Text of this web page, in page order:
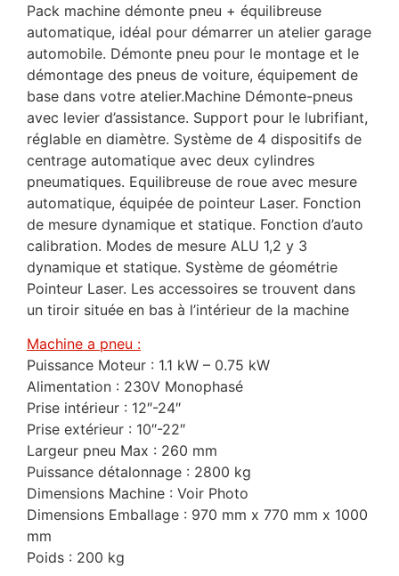
Pack machine démonte pneu + équilibreuse
automatique, idéal pour démarrer un atelier garage
automobile. Démonte pneu pour le montage et le
démontage des pneus de voiture, équipement de
base dans votre atelier.Machine Démonte-pneus
avec levier d’assistance. Support pour le lubrifiant,
réglable en diamètre. Système de 4 dispositifs de
centrage automatique avec deux cylindres
pneumatiques. Equilibreuse de roue avec mesure
automatique, équipée de pointeur Laser. Fonction
de mesure dynamique et statique. Fonction d’auto
calibration. Modes de mesure ALU 1,2 y 3
dynamique et statique. Système de géométrie
Pointeur Laser. Les accessoires se trouvent dans
un tiroir située en bas à l’intérieur de la machine
Machine a pneu :
Puissance Moteur : 1.1 kW – 0.75 kW
Alimentation : 230V Monophasé
Prise intérieur : 12″-24″
Prise extérieur : 10″-22″
Largeur pneu Max : 260 mm
Puissance détalonnage : 2800 kg
Dimensions Machine : Voir Photo
Dimensions Emballage : 970 mm x 770 mm x 1000
mm
Poids : 200 kg